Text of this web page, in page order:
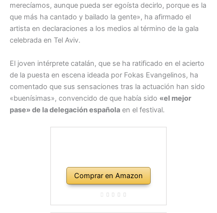
merecíamos, aunque pueda ser egoísta decirlo, porque es la
que más ha cantado y bailado la gente», ha afirmado el
artista en declaraciones a los medios al término de la gala
celebrada en Tel Aviv.
El joven intérprete catalán, que se ha ratificado en el acierto
de la puesta en escena ideada por Fokas Evangelinos, ha
comentado que sus sensaciones tras la actuación han sido
«buenísimas», convencido de que había sido «el mejor
pase» de la delegación española en el festival.
Comprar en Amazon